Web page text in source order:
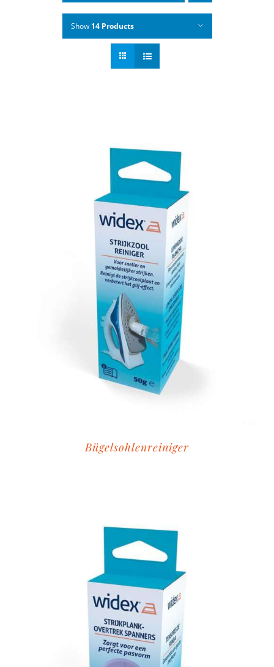
Show 14 Products
Bügelsohlenreiniger